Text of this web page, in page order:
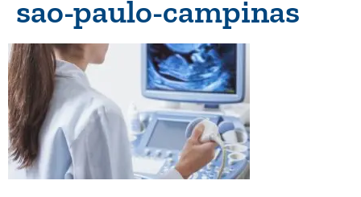
sao-paulo-campinas